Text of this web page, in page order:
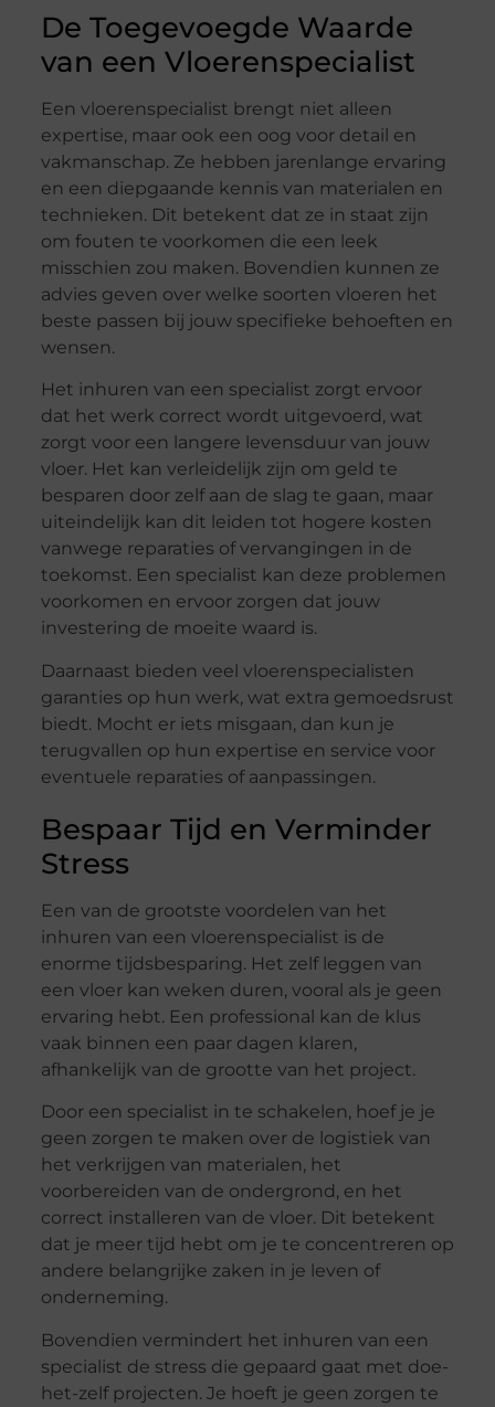
De Toegevoegde Waarde
van een Vloerenspecialist
Een vloerenspecialist brengt niet alleen
expertise, maar ook een oog voor detail en
vakmanschap. Ze hebben jarenlange ervaring
en een diepgaande kennis van materialen en
technieken. Dit betekent dat ze in staat zijn
om fouten te voorkomen die een leek
misschien zou maken. Bovendien kunnen ze
advies geven over welke soorten vloeren het
beste passen bij jouw specifieke behoeften en
wensen.
Het inhuren van een specialist zorgt ervoor
dat het werk correct wordt uitgevoerd, wat
zorgt voor een langere levensduur van jouw
vloer. Het kan verleidelijk zijn om geld te
besparen door zelf aan de slag te gaan, maar
uiteindelijk kan dit leiden tot hogere kosten
vanwege reparaties of vervangingen in de
toekomst. Een specialist kan deze problemen
voorkomen en ervoor zorgen dat jouw
investering de moeite waard is.
Daarnaast bieden veel vloerenspecialisten
garanties op hun werk, wat extra gemoedsrust
biedt. Mocht er iets misgaan, dan kun je
terugvallen op hun expertise en service voor
eventuele reparaties of aanpassingen.
Bespaar Tijd en Verminder
Stress
Een van de grootste voordelen van het
inhuren van een vloerenspecialist is de
enorme tijdsbesparing. Het zelf leggen van
een vloer kan weken duren, vooral als je geen
ervaring hebt. Een professional kan de klus
vaak binnen een paar dagen klaren,
afhankelijk van de grootte van het project.
Door een specialist in te schakelen, hoef je je
geen zorgen te maken over de logistiek van
het verkrijgen van materialen, het
voorbereiden van de ondergrond, en het
correct installeren van de vloer. Dit betekent
dat je meer tijd hebt om je te concentreren op
andere belangrijke zaken in je leven of
onderneming.
Bovendien vermindert het inhuren van een
specialist de stress die gepaard gaat met doe-
het-zelf projecten. Je hoeft je geen zorgen te